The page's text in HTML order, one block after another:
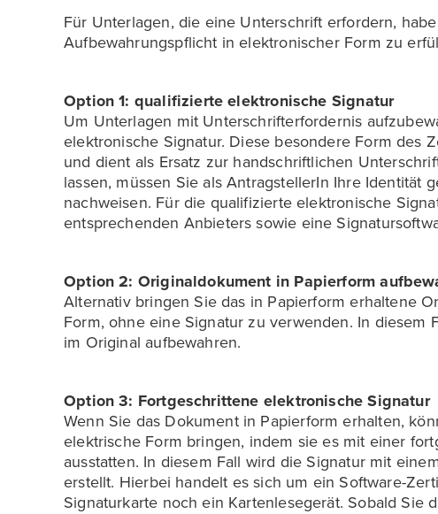
Für Unterlagen, die eine Unterschrift erfordern,
Aufbewahrungspflicht in elektronischer Form zu
Option 1: qualifizierte elektronische Signatur
Um Unterlagen mit Unterschrifterfordernis
elektronische Signatur. Diese besondere Form des
und dient als Ersatz zur handschriftlichen
lassen, müssen Sie als AntragstellerIn Ihre Identität
nachweisen. Für die qualifizierte elektronische
entsprechenden Anbieters sowie eine
Option 2: Originaldokument in Papierform
Alternativ bringen Sie das in Papierform erhaltene
Form, ohne eine Signatur zu verwenden. In diesem
im Original aufbewahren.
Option 3: Fortgeschrittene elektronische Signatur
Wenn Sie das Dokument in Papierform erhalten,
elektrische Form bringen, indem sie es mit einer
ausstatten. In diesem Fall wird die Signatur mit
erstellt. Hierbei handelt es sich um ein Software-
Signaturkarte noch ein Kartenlesegerät. Sobald Sie